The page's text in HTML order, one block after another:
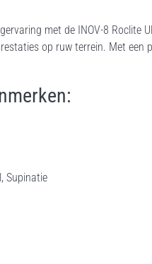
met de INOV-8 Roclite
op ruw terrein. Met
Supinatie